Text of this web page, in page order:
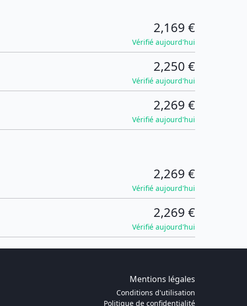
2,169 €
Vérifié aujourd'hui
2,250 €
Vérifié aujourd'hui
2,269 €
Vérifié aujourd'hui
2,269 €
Vérifié aujourd'hui
2,269 €
Vérifié aujourd'hui
Mentions légales
Conditions d'utilisation
Politique de confidentialité